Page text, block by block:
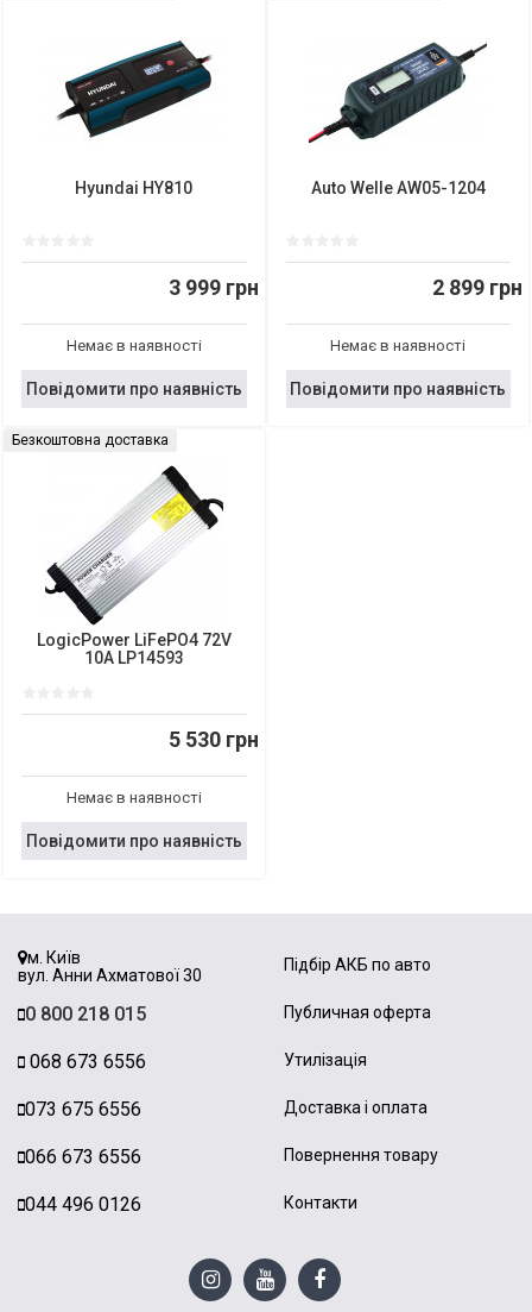
Hyundai HY810
3 999 грн
Немає в наявності
Повідомити про наявність
Auto Welle AW05-1204
2 899 грн
Немає в наявності
Повідомити про наявність
Безкоштовна доставка
LogicPower LiFePO4 72V
10A LP14593
5 530 грн
Немає в наявності
Повідомити про наявність
м. Київ
вул. Анни Ахматової 30
0 800 218 015
068 673 6556
073 675 6556
066 673 6556
044 496 0126
Підбір АКБ по авто
Публичная оферта
Утилізація
Доставка і оплата
Повернення товару
Контакти